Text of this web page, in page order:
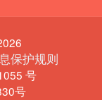
保护规则
号
号